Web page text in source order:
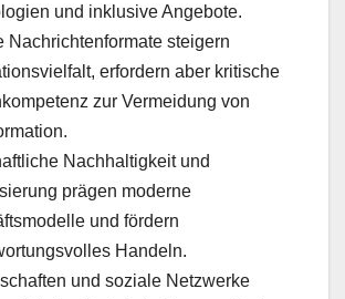
und inklusive Angebote.
Nachrichtenformate steigern
erfordern aber kritische
zur Vermeidung von
Nachhaltigkeit und
prägen moderne
und fördern
Handeln.
und soziale Netzwerke